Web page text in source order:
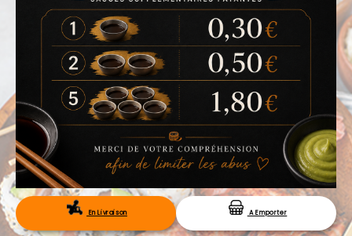
LA CARTE
VOTRE COMPTE
NOTRE RESTAURANT
VOS AVIS
MENTIONS LÉGALES
C.G.V
RÉSERVATIONEn Livraison A Emporter